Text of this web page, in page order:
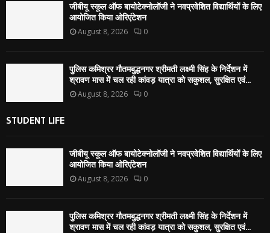
जीबीयू स्कूल ऑफ बायोटेक्नोलॉजी ने नवप्रवेशित विद्यार्थियों के लिए
आयोजित किया ओरिएंटेशन
August 8, 2026 0
पुलिस कमिश्रर गौतमबुद्धनगर श्रीमती लक्ष्मी सिंह के निर्देशन में
श्रावण मास में चल रही कांवड़ यात्रा को सकुशल, सुरक्षित एवं...
August 8, 2026 0
STUDENT LIFE
जीबीयू स्कूल ऑफ बायोटेक्नोलॉजी ने नवप्रवेशित विद्यार्थियों के लिए
आयोजित किया ओरिएंटेशन
August 8, 2026 0
पुलिस कमिश्रर गौतमबुद्धनगर श्रीमती लक्ष्मी सिंह के निर्देशन में
श्रावण मास में चल रही कांवड़ यात्रा को सकुशल, सुरक्षित एवं...